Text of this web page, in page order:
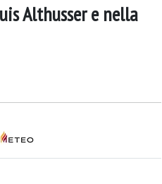
Althusser e nella